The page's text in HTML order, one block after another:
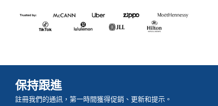
保持跟進
註冊我們的通訊，第一時間獲得促銷、更新和提示。